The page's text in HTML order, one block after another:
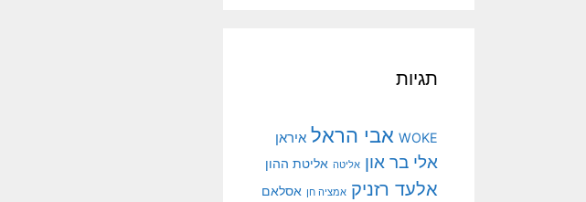
תגיות
WOKE אבי הראל איראן
אלי בר און אליטה אליטת ההון
אלעד רזניק אמציה חן אסלאם